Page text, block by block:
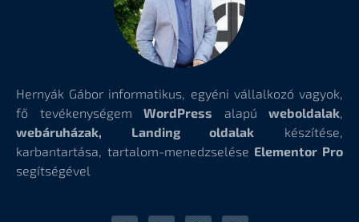
Hernyák Gábor informatikus, egyéni vállalkozó vagyok,
fő tevékenységem WordPress alapú weboldalak
webáruházak, Landing oldalak készítése,
karbantartása, tartalom-menedzselése Elementor Pro
segítségével